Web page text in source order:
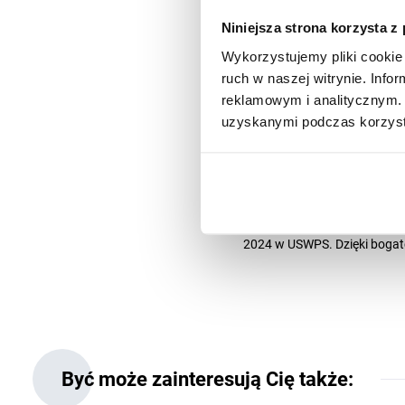
Niniejsza strona korzysta z
Wykorzystujemy pliki
ruch w naszej witrynie.
reklamowym i
uzyskanymi podczas
Specjalistka w obszarze
przygotowaniu planu
dostępu do wyników
Podczas studiów
organizacjami takimi jak
Jej wkład w rozwój
2024 w USWPS. Dzięki
Być może zainteresują Cię także: